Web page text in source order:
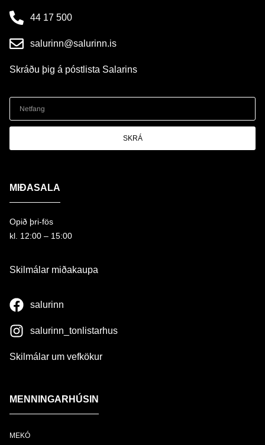
44 17 500
salurinn@salurinn.is
Skráðu þig á póstlista Salarins
SKRÁ
MIÐASALA
Opið þri-fös
kl. 12:00 – 15:00
Skilmálar miðakaupa
salurinn
salurinn_tonlistarhus
Skilmálar um vefkökur
MENNINGARHÚSIN
MEKÓ